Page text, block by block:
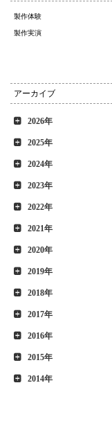
製作体験
製作実演
アーカイブ
2026年
2025年
2024年
2023年
2022年
2021年
2020年
2019年
2018年
2017年
2016年
2015年
2014年